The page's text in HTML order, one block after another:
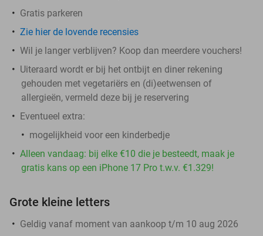
Gratis parkeren
Zie hier de lovende recensies
Wil je langer verblijven? Koop dan meerdere vouchers!
Uiteraard wordt er bij het ontbijt en diner rekening
gehouden met vegetariërs en (di)eetwensen of
allergieën, vermeld deze bij je reservering
Eventueel extra:
mogelijkheid voor een kinderbedje
Alleen vandaag: bij elke €10 die je besteedt, maak je
gratis kans op een iPhone 17 Pro t.w.v. €1.329!
Grote kleine letters
Geldig vanaf moment van aankoop t/m 10 aug 2026